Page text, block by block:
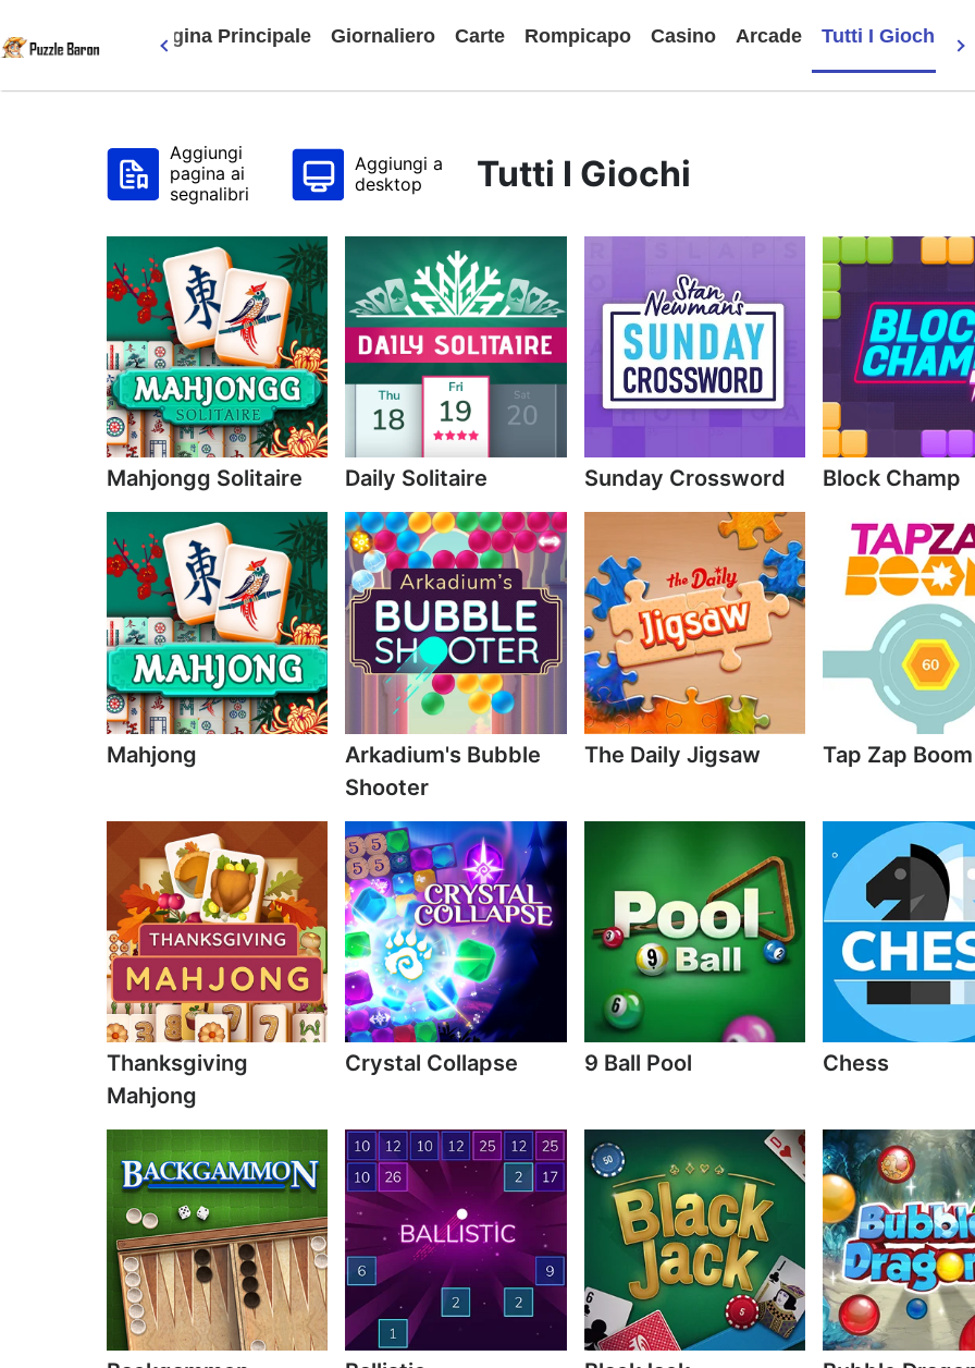
Pagina Principale Giornaliero Carte Rompicapo Casino Arcade Tutti I Giochi
Aggiungi
pagina ai
segnalibri
Aggiungi a
desktop
Tutti I Giochi
Mahjongg Solitaire Daily Solitaire Sunday Crossword Block Champ
Mahjong
Arkadium's Bubble
Shooter
The Daily Jigsaw Tap Zap Boom
Thanksgiving
Mahjong
Crystal Collapse 9 Ball Pool Chess